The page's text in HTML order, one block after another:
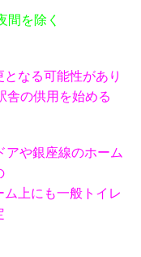
間を除く
なる可能性があり
舎の供用を始める
アや銀座線のホーム
上にも一般トイレ